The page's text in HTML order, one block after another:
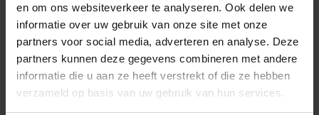
en om ons websiteverkeer te analyseren. Ook delen we
informatie over uw gebruik van onze site met onze
partners voor social media, adverteren en analyse. Deze
partners kunnen deze gegevens combineren met andere
informatie die u aan ze heeft verstrekt of die ze hebben
verzameld op basis van uw gebruik van hun services.
603681